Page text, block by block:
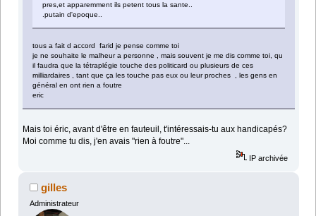
pres,et apparemment ils petent tous la sante..
.putain d'epoque..
tous a fait d accord farid je pense comme toi
je ne souhaite le malheur a personne , mais souvent je me dis comme toi, qu
il faudra que la tétraplégie touche des politicard ou plusieurs de ces
milliardaires , tant que ça les touche pas eux ou leur proches , les gens en
général en ont rien a foutre
eric
Mais toi éric, avant d'être en fauteuil, t'intéressais-tu aux handicapés?
Moi comme tu dis, j'en avais "rien à foutre"...
IP archivée
gilles
Administrateur